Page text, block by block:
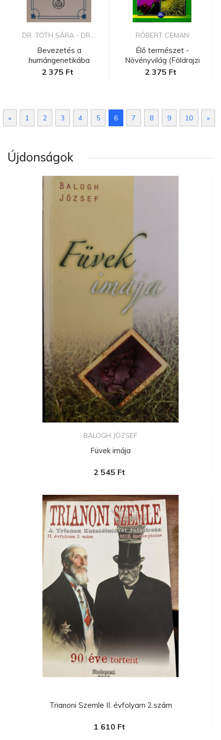
DR. TÓTH SÁRA - DR....
Bevezetés a
humángenetikába
Mendeltől Hugoig
2 375 Ft
RÓBERT CEMAN
Élő természet -
Növényvilág (Földrajzi
Enciklopéd...
2 375 Ft
« 1 2 3 4 5 6 7 8 9 10 »
Újdonságok
BALOGH JÓZSEF
Füvek imája
2 545 Ft
Trianoni Szemle II. évfolyam 2.szám
1 610 Ft